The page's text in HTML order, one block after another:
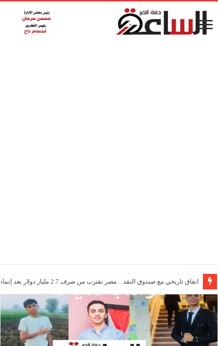
اتفاق تاريخي مع صندوق النقد…مصر تقترب من صرف 2.7 مليار دولار بعد إتمام المراجعتين
درجات الحرارة اليوم في مصر… أجواء باردة مع أمطار خفيفة